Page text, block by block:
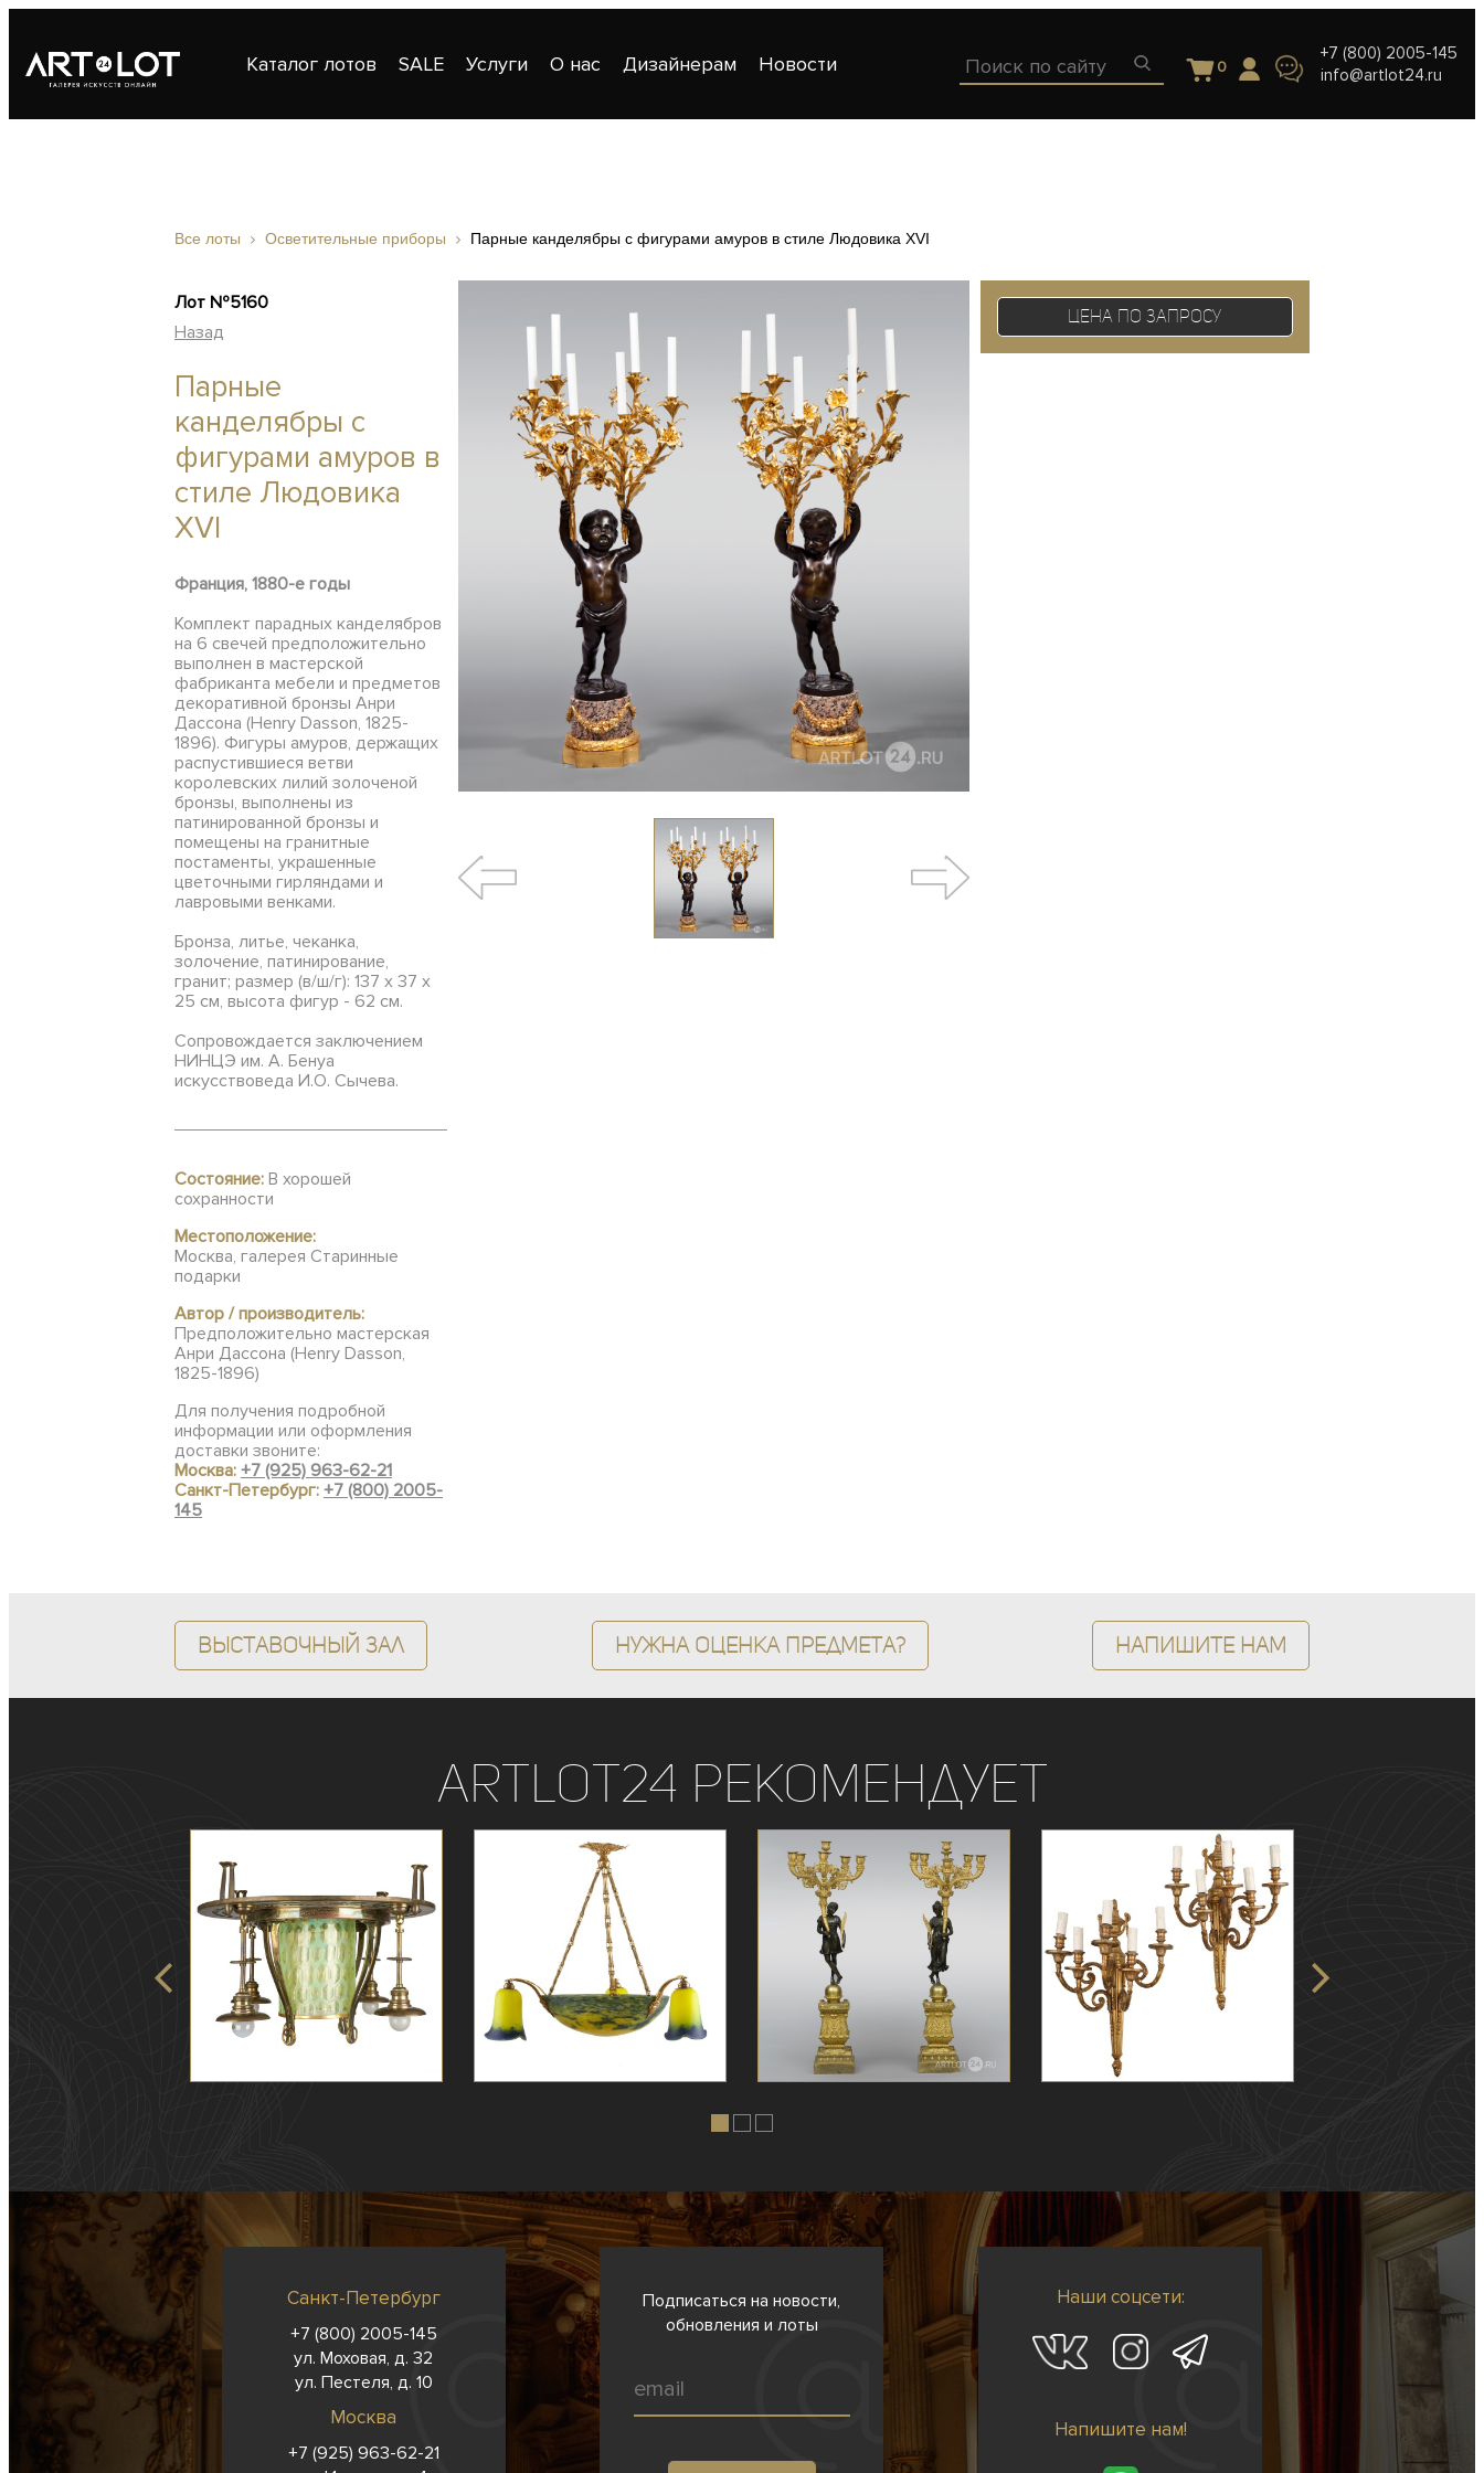
Каталог лотов SALE Услуги О нас Дизайнерам Новости 0
+7 (800) 2005-145
info@artlot24.ru
Все лоты Осветительные приборы Парные канделябры с фигурами амуров в стиле Людовика XVI
Лот №5160
Назад
Парные
канделябры с
фигурами амуров в
стиле Людовика
XVI
Франция, 1880-е годы
Комплект парадных канделябров
на 6 свечей предположительно
выполнен в мастерской
фабриканта мебели и предметов
декоративной бронзы Анри
Дассона (Henry Dasson, 1825-
1896). Фигуры амуров, держащих
распустившиеся ветви
королевских лилий золоченой
бронзы, выполнены из
патинированной бронзы и
помещены на гранитные
постаменты, украшенные
цветочными гирляндами и
лавровыми венками.
Бронза, литье, чеканка,
золочение, патинирование,
гранит; размер (в/ш/г): 137 х 37 х
25 см, высота фигур - 62 см.
Сопровождается заключением
НИНЦЭ им. А. Бенуа
искусствоведа И.О. Сычева.
Состояние: В хорошей
сохранности
Местоположение:
Москва, галерея Старинные
подарки
Автор / производитель:
Предположительно мастерская
Анри Дассона (Henry Dasson,
1825-1896)
Для получения подробной
информации или оформления
доставки звоните:
Москва: +7 (925) 963-62-21
Санкт-Петербург: +7 (800) 2005-
145
Цена по запросу
Выставочный зал Нужна оценка предмета? Напишите нам
ArtLot24 рекомендует
Санкт-Петербург
+7 (800) 2005-145
ул. Моховая, д. 32
ул. Пестеля, д. 10
Москва
+7 (925) 963-62-21
Подписаться на новости,
обновления и лоты
Наши соцсети:
Напишите нам!